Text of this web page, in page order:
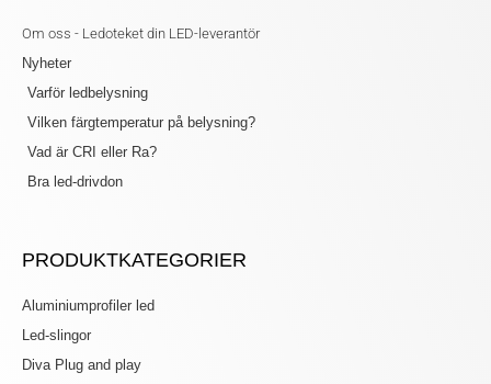
Om oss - Ledoteket din LED-leverantör
Nyheter
Varför ledbelysning
Vilken färgtemperatur på belysning?
Vad är CRI eller Ra?
Bra led-drivdon
PRODUKTKATEGORIER
Aluminiumprofiler led
Led-slingor
Diva Plug and play